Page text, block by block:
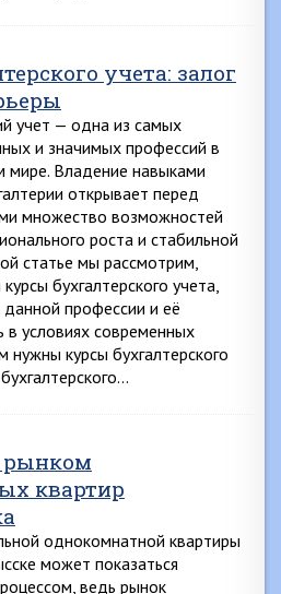
учета: залог
учет — одна из самых
и значимых профессий в
мире. Владение навыками
открывает перед
множество возможностей
роста и стабильной
статье мы рассмотрим,
бухгалтерского учета,
данной профессии и её
в условиях современных
нужны курсы бухгалтерского
рынком
квартир
однокомнатной квартиры
может показаться
ведь рынок